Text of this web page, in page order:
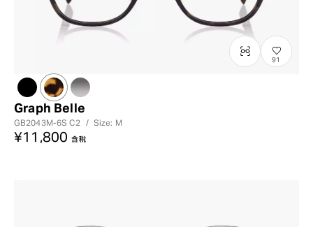
91
Graph Belle
GB2043M-6SC2 / Size: M
¥11,800 含稅